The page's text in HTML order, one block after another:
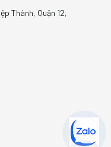
Thành, Quận 12,